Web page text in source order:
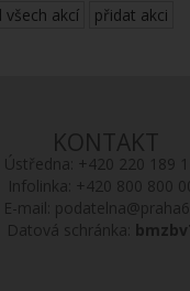
všech akcí přidat akci
KONTAKT
Ústředna: +420 220 189
Infolinka: +420 800 800
E-mail:
Datová schránka: